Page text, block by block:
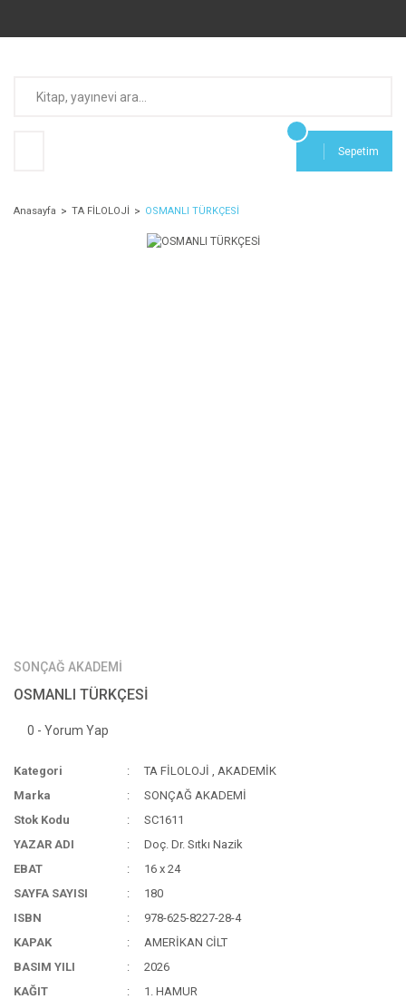
Sepetim
Anasayfa TA FİLOLOJİ OSMANLI TÜRKÇESİ
SONÇAĞ AKADEMİ
OSMANLI TÜRKÇESİ
0 - Yorum Yap
Kategori TA FİLOLOJİ ,AKADEMİK
Marka
SONÇAĞ AKADEMİ
Stok Kodu
SC1611
YAZAR ADI
Doç. Dr. Sıtkı Nazik
EBAT
16 x 24
SAYFA SAYISI
180
ISBN
978-625-8227-28-4
KAPAK
AMERİKAN CİLT
BASIM YILI
2026
KAĞIT
1. HAMUR